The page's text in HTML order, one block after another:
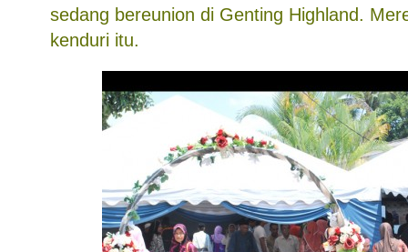
sedang bereunion di Genting Highland.
kenduri itu.